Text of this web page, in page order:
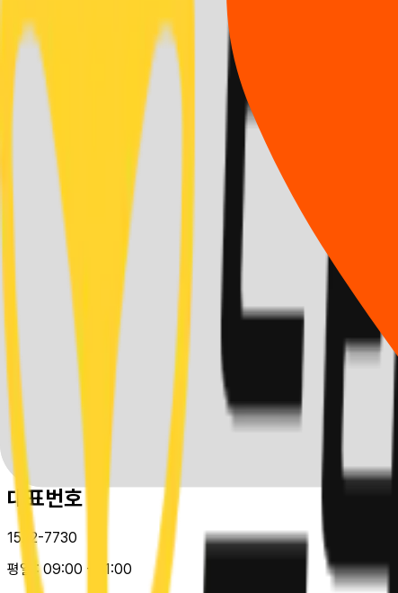
시/도 선택 시/군/구 선택
시/도 선택 시/군/구 선택
개의 지점 이 검색되었어요.
모두보기
지점 데이터가 없습니다.
개인정보처리방침
(주)드라이빙존 운전면허
이영은
서울특별시 강남구 테헤란로114길 26 두원빌딩 2층, 202호
사업자등록번호 :
486-88-00482
e-mail :
help@drivingzone.co.kr
Copyright 2025. 드라이빙존 운전면허 Inc.
all rights reserved.
대표번호
1522-7730
평일 :09:00 - 21:00